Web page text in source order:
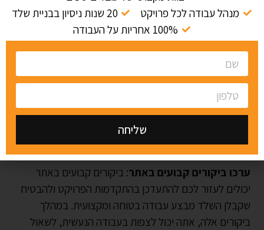
אתה יכול גם לבדוק עם סוכנויות רישוי ורגולציה מקומיות כדי
לוודא שהם מורשים ומבוטחים כראוי.
קבל חוזה כתוב: חוזה כתוב חשוב כדי להבטיח ששני
הצדדים יבינו את היקף העבודה, ציר הזמן והעלות של
הפרויקט. הקפד לכלול הוראות לבטיחות, כגון ציוד ונהלים
בטיחותיים נדרשים, וכן כל אישור או בדיקה נדרשים.
ערכו ביקורים קבועים באתר: ביקורים קבועים באתר
יכולים לעזור לכם להתעדכן בהתקדמות הפרויקט ולהבטיח
שקבלן השלד מבצע עבודה בטוחה ומקצועית. במהלך
ביקורים אלה, אתה יכול לצפות בעבודה הנעשית, לשאול
מנהל עבודה לכל פרויקט
20 שנות ניסיון בבניית שלד
100% אחריות על העבודה
שליחה
Alternative: